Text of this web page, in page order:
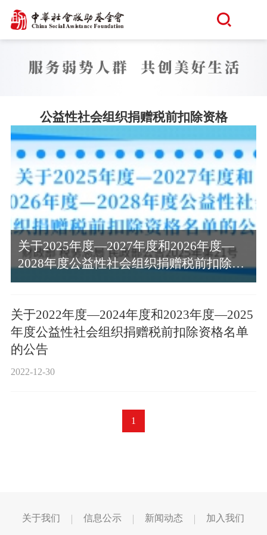
公益性社会组织捐赠税前扣除资格
关于2025年度—2027年度和2026年度—
2028年度公益性社会组织捐赠税前扣除资
格名单的公告
2025-12-31
关于2022年度—2024年度和2023年度—2025
年度公益性社会组织捐赠税前扣除资格名单
的公告
2022-12-30
1
关于我们 信息公示 新闻动态 加入我们